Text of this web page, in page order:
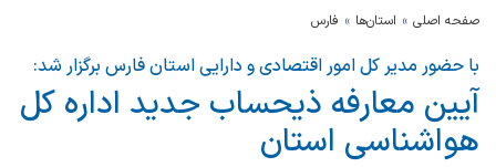
صفحه اصلی استان‌ها فارس
با حضور مدیر کل امور اقتصادی و دارایی استان فارس برگزار شد:
آیین معارفه ذیحساب جدید اداره کل
هواشناسی استان